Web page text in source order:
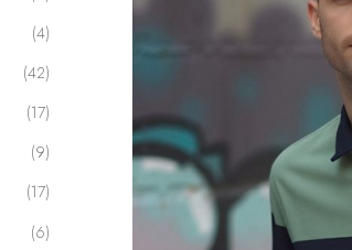
(4)
(42)
(17)
(9)
(17)
(6)